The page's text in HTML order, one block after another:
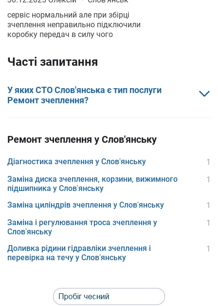
сервіс нормальний але при збірці
зчеплення неправильно підключили
коробку передач в силу чого
Часті запитання
У яких СТО Слов'янська є тип послуги
Ремонт зчеплення?
Ремонт зчеплення у Слов'янську
Діагностика зчеплення у Слов'янську
1
Заміна диска зчеплення, корзини, вижимного
підшипника у Слов'янську
1
Заміна циліндрів зчеплення у Слов'янську
1
Заміна і регулювання троса зчеплення у
Слов'янську
1
Доливка рідини гідравліки зчеплення і
перевірка на течу у Слов'янську
1